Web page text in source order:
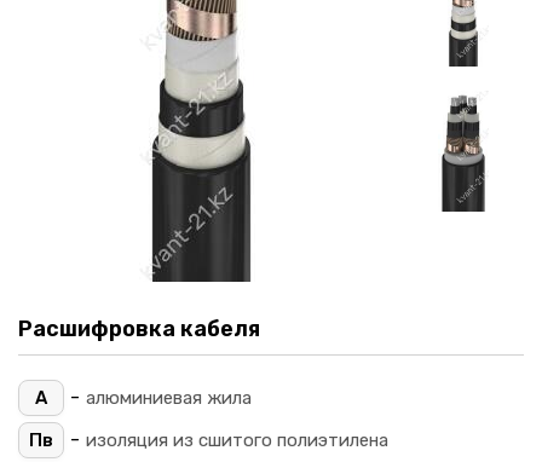
Расшифровка кабеля
А - алюминиевая жила
Пв
- изоляция из сшитого полиэтилена